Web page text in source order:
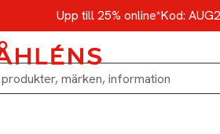
Upp till 25% online*Kod: